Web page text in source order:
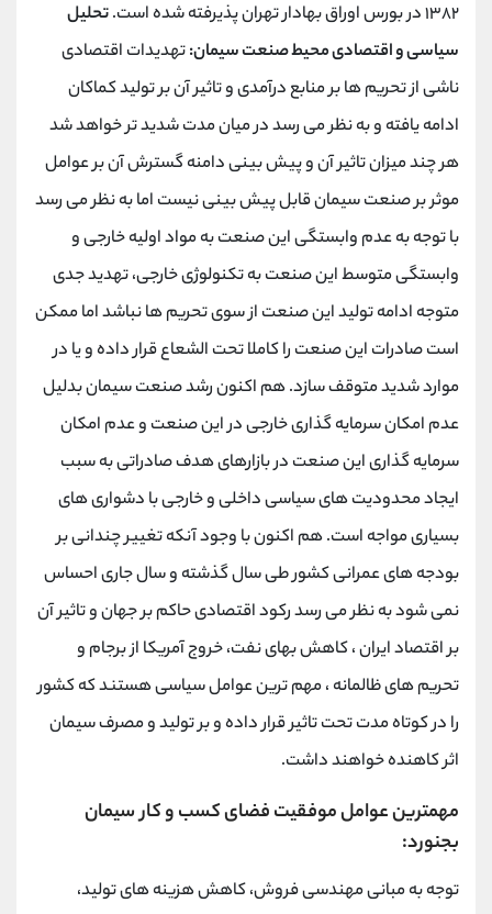
۱۳۸۲ در بورس اوراق بهادار تهران پذیرفته شده است.
تحلیل
سیاسی و اقتصادی محیط صنعت سیمان:تهدیدات اقتصادی
ناشی از تحریم ها بر منابع درآمدی و تاثیر آن بر تولید کماکان
ادامه یافته و به نظر می رسد در میان مدت شدید تر خواهد شد
هر چند میزان تاثیر آن و پیش بینی دامنه گسترش آن بر عوامل
موثر بر صنعت سیمان قابل پیش بینی نیست اما به نظر می رسد
با توجه به عدم وابستگی این صنعت به مواد اولیه خارجی و
وابستگی متوسط این صنعت به تکنولوژی خارجی، تهدید جدی
متوجه ادامه تولید این صنعت از سوی تحریم ها نباشد اما ممکن
است صادرات این صنعت را کاملا تحت الشعاع قرار داده و یا در
موارد شدید متوقف سازد. هم اکنون رشد صنعت سیمان بدلیل
عدم امکان سرمایه گذاری خارجی در این صنعت و عدم امکان
سرمایه گذاری این صنعت در بازارهای هدف صادراتی به سبب
ایجاد محدودیت های سیاسی داخلی و خارجی با دشواری های
بسیاری مواجه است. هم اکنون با وجود آنکه تغییر چندانی بر
بودجه های عمرانی کشور طی سال گذشته و سال جاری احساس
نمی شود به نظر می رسد رکود اقتصادی حاکم بر جهان و تاثیر آن
بر اقتصاد ایران ، کاهش بهای نفت، خروج آمریکا از برجام و
تحریم های ظالمانه ، مهم ترین عوامل سیاسی هستند که کشور
را در کوتاه مدت تحت تاثیر قرار داده و بر تولید و مصرف سیمان
اثر کاهنده خواهند داشت.
مهمترین عوامل موفقیت فضای کسب و کار سیمان
بجنورد:
توجه به مبانی مهندسی فروش، کاهش هزینه های تولید،